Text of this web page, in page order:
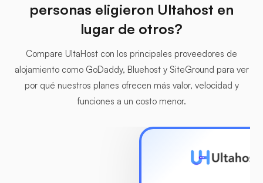
personas eligieron Ultahost en
lugar de otros?
Compare UltaHost con los principales proveedores de
alojamiento como GoDaddy, Bluehost y SiteGround para ver
por qué nuestros planes ofrecen más valor, velocidad y
funciones a un costo menor.